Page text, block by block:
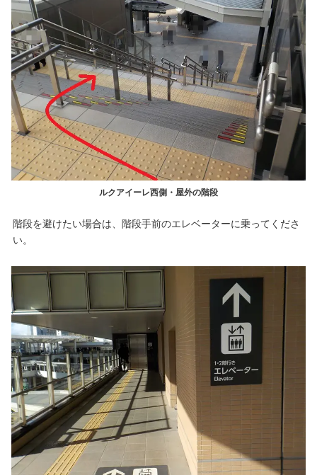
ルクアイーレ西側・屋外の階段
階段を避けたい場合は、階段手前のエレベーターに乗ってくださ
い。